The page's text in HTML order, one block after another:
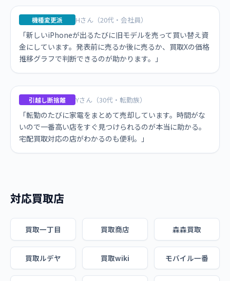
機種変更派 Hさん（20代・会社員）
「新しいiPhoneが出るたびに旧モデルを売って買い替え資
金にしています。発表前に売るか後に売るか、買取Xの価格
推移グラフで判断できるのが助かります。」
引越し断捨離 Yさん（30代・転勤族）
「転勤のたびに家電をまとめて売却しています。時間がな
いので一番高い店をすぐ見つけられるのが本当に助かる。
宅配買取対応の店がわかるのも便利。」
対応買取店
買取一丁目 買取商店 森森買取
買取ルデヤ 買取wiki モバイル一番